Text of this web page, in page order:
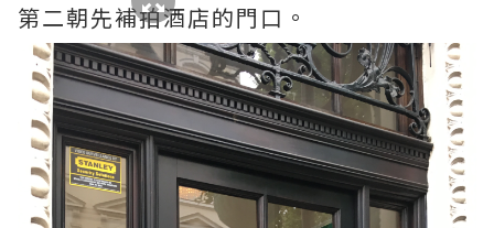
第二朝先補拍酒店的門口。